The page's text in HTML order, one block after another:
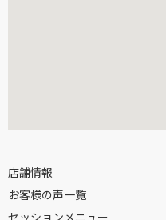
店舗情報
お客様の声一覧